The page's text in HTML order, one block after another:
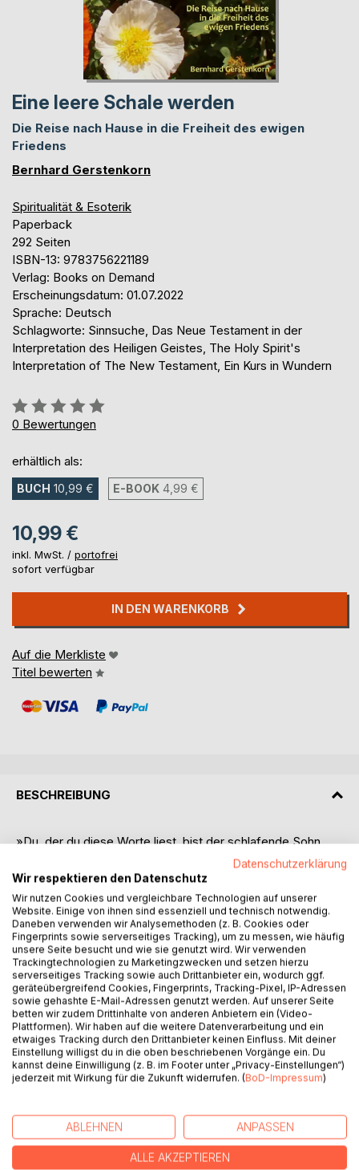
Eine leere Schale werden
Die Reise nach Hause in die Freiheit des ewigen
Friedens
Bernhard Gerstenkorn
Spiritualität & Esoterik
Paperback
292 Seiten
ISBN-13: 9783756221189
Verlag: Books on Demand
Erscheinungsdatum: 01.07.2022
Sprache: Deutsch
Schlagworte: Sinnsuche, Das Neue Testament in der
Interpretation des Heiligen Geistes, The Holy Spirit's
Interpretation of The New Testament, Ein Kurs in Wundern
Bewertung::
0%
0 Bewertungen
erhältlich als:
BUCH 10,99 € E-BOOK 4,99 €
10,99 €
inkl. MwSt. / portofrei
sofort verfügbar
IN DEN WARENKORB
Auf die Merkliste
Titel bewerten
BESCHREIBUNG
»Du, der du diese Worte liest, bist der schlafende Sohn
Gottes. Du bist am Schlafen, weil du an die Welt glaubst.
Und du bist der Sohn Gottes, weil du die Ausdehnung des
Lichts bist, das Gott ist.
Alle Menschen sind vom Licht, und deshalb müssen alle
Menschen von Gott sein. Deswegen sind alle Menschen
der Sohn Gottes, nur dass sie es noch nicht wissen.
Du, der du diese Worte liest, öffnest dich dem Annehmen
dieser Worte. Das ist der Grund, weshalb du sie liest. Du
bist bereit.
Viele Aspekte des Lichts sind nicht bereit zu sehen, dass
sie das Licht sind. Das ist kein Problem, weil sie das Licht
sowieso sind. Aber du, der du diese Worte liest, bist bereit,
das Licht kennen zu lernen, das du bist.«
sich auf eine innere Reise zu begeben. Eine leere Schale
werden führt von der konkreten Alltagserfahrung in den
ewigen Frieden der vollkommenen Liebe. Dabei werden
Datenschutzerklärung
Wir respektieren den Datenschutz
Wir nutzen Cookies und vergleichbare Technologien auf unserer
Website. Einige von ihnen sind essenziell und technisch notwendig.
Daneben verwenden wir Analysemethoden (z. B. Cookies oder
Fingerprints sowie serverseitiges Tracking), um zu messen, wie häufig
unsere Seite besucht und wie sie genutzt wird. Wir verwenden
Trackingtechnologien zu Marketingzwecken und setzen hierzu
serverseitiges Tracking sowie auch Drittanbieter ein, wodurch ggf.
geräteübergreifend Cookies, Fingerprints, Tracking-Pixel, IP-Adressen
sowie gehashte E-Mail-Adressen genutzt werden. Auf unserer Seite
betten wir zudem Drittinhalte von anderen Anbietern ein (Video-
Plattformen). Wir haben auf die weitere Datenverarbeitung und ein
etwaiges Tracking durch den Drittanbieter keinen Einfluss. Mit deiner
Einstellung willigst du in die oben beschriebenen Vorgänge ein. Du
kannst deine Einwilligung (z. B. im Footer unter „Privacy-Einstellungen“)
jederzeit mit Wirkung für die Zukunft widerrufen. (BoD-Impressum)
ABLEHNEN ANPASSEN
ALLE AKZEPTIEREN